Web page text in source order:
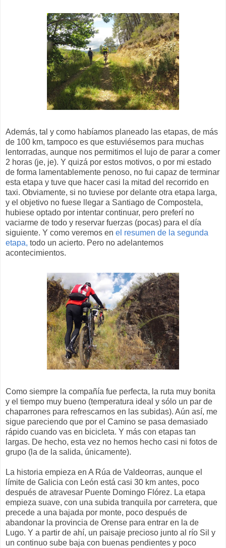
Además, tal y como habíamos planeado las etapas, de más
de 100 km, tampoco es que estuviésemos para muchas
lentorradas, aunque nos permitimos el lujo de parar a comer
2 horas (je, je). Y quizá por estos motivos, o por mi estado
de forma lamentablemente penoso, no fui capaz de terminar
esta etapa y tuve que hacer casi la mitad del recorrido en
taxi. Obviamente, si no tuviese por delante otra etapa larga,
y el objetivo no fuese llegar a Santiago de Compostela,
hubiese optado por intentar continuar, pero preferí no
vaciarme de todo y reservar fuerzas (pocas) para el día
siguiente. Y como veremos en el resumen de la segunda
etapa, todo un acierto. Pero no adelantemos
acontecimientos.
Como siempre la compañía fue perfecta, la ruta muy bonita
y el tiempo muy bueno (temperatura ideal y sólo un par de
chaparrones para refrescarnos en las subidas). Aún así, me
sigue pareciendo que por el Camino se pasa demasiado
rápido cuando vas en bicicleta. Y más con etapas tan
largas. De hecho, esta vez no hemos hecho casi ni fotos de
grupo (la de la salida, únicamente).
La historia empieza en A Rúa de Valdeorras, aunque el
límite de Galicia con León está casi 30 km antes, poco
después de atravesar Puente Domingo Flórez. La etapa
empieza suave, con una subida tranquila por carretera, que
precede a una bajada por monte, poco después de
abandonar la provincia de Orense para entrar en la de
Lugo. Y a partir de ahí, un paisaje precioso junto al río Sil y
un continuo sube baja con buenas pendientes y poco